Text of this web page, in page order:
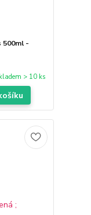
500ml -
> 10 ks